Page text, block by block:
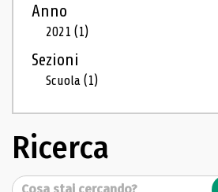
Anno
2021(1)
Sezioni
Scuola(1)
Ricerca
Cerca